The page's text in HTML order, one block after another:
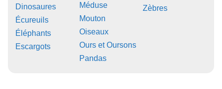
Dinosaures
Écureuils
Éléphants
Escargots
Méduse
Mouton
Oiseaux
Ours et Oursons
Pandas
Zèbres